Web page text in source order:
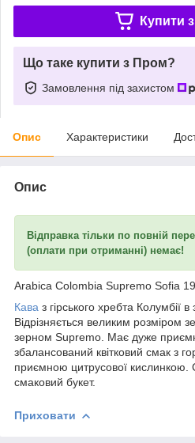
Купити з
Що таке купити з Пром?
Замовлення під захистом
Опис Характеристики
Опис
Відправка тільки по повній
(оплати при отриманні) немає!
Arabica Colombia Supremo Sofia
Кава з гірського хребта Колумбії в
Відрізняється великим розміром
зерном Supremo. Має дуже
збалансований квітковий смак з
приємною цитрусової кислинкою.
смаковий букет.
Приховати